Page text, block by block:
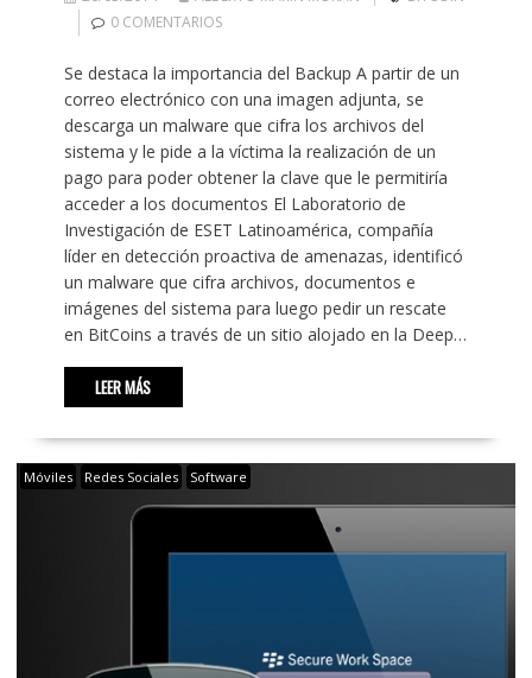
0 COMENTARIOS
Se destaca la importancia del Backup A partir de un
correo electrónico con una imagen adjunta, se
descarga un malware que cifra los archivos del
sistema y le pide a la víctima la realización de un
pago para poder obtener la clave que le permitiría
acceder a los documentos El Laboratorio de
Investigación de ESET Latinoamérica, compañía
líder en detección proactiva de amenazas, identificó
un malware que cifra archivos, documentos e
imágenes del sistema para luego pedir un rescate
en BitCoins a través de un sitio alojado en la Deep…
LEER MÁS
Móviles Redes Sociales Software